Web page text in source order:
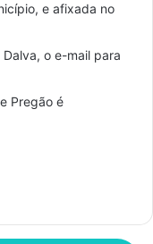
e afixada no
o e-mail para
Pregão é